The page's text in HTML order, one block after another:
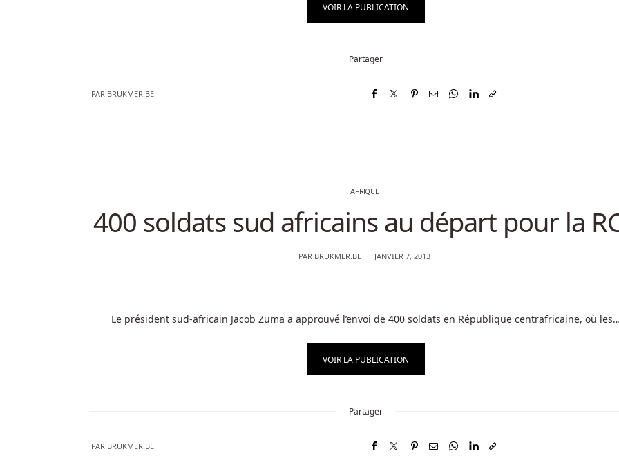
VOIR LA PUBLICATION
Partager
PAR BRUKMER.BE
AFRIQUE
400 soldats sud africains au départ pour la
PAR BRUKMER.BE JANVIER 7, 2013
Le président sud-africain Jacob Zuma a approuvé l’envoi de 400 soldats en République centrafricaine, où
VOIR LA PUBLICATION
Partager
PAR BRUKMER.BE